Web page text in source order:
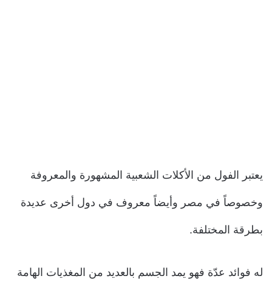
يعتبر الفول من الأكلات الشعبية المشهورة والمعروفة
وخصوصاً في مصر وأيضاً معروف في دول أخرى عديدة
بطرقة المختلفة.
له فوائد عدّة فهو يمد الجسم بالعديد من المغذيات الهامة